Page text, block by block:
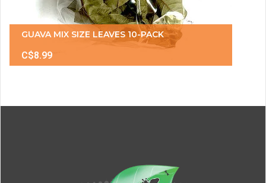
GUAVA MIX SIZE LEAVES 10-PACK
C$8.99